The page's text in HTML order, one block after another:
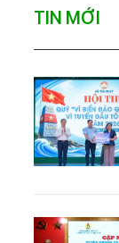
TIN MỚI